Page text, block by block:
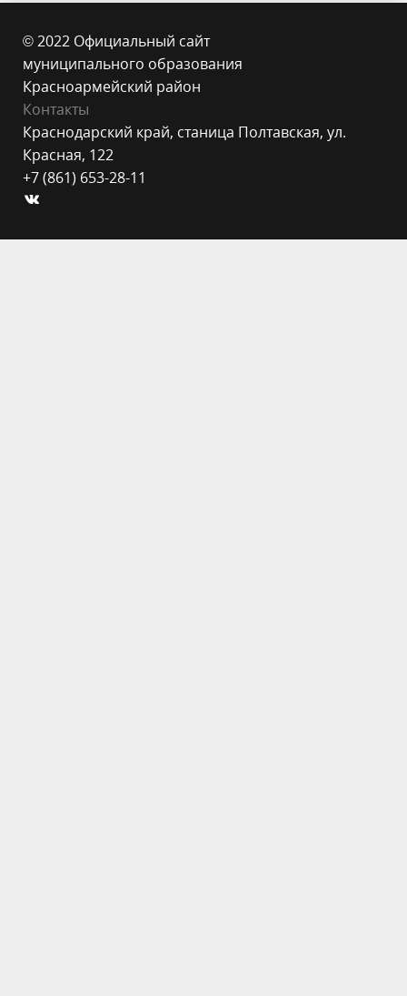
© 2022 Официальный сайт
муниципального образования
Красноармейский район
Контакты
Краснодарский край, станица Полтавская, ул.
Красная, 122
+7 (861) 653-28-11